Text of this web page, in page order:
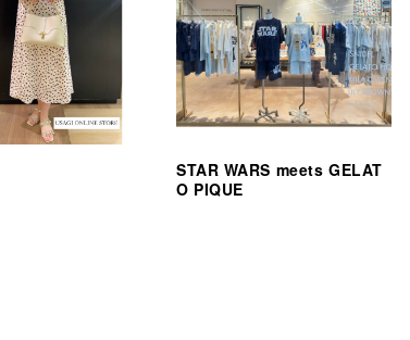
STAR WARS meets GELAT
O PIQUE